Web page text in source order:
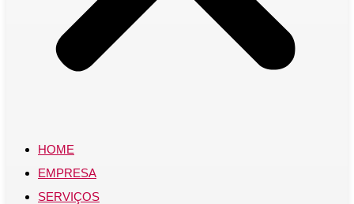
HOME
EMPRESA
SERVIÇOS